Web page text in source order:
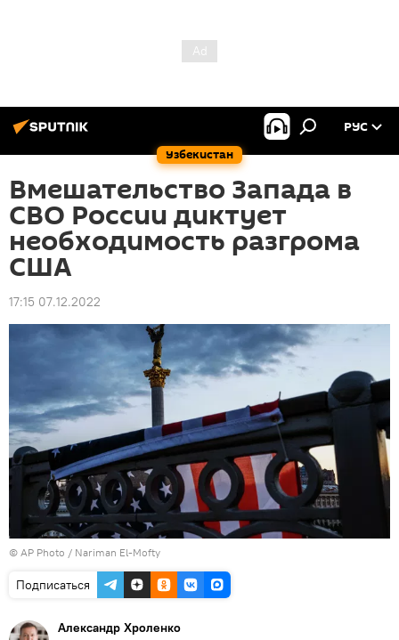
Узбекистан
РУС
Вмешательство Запада в
СВО России диктует
необходимость разгрома
США
17:15 07.12.2022
© AP Photo / Nariman El-Mofty
Подписаться
Александр Хроленко